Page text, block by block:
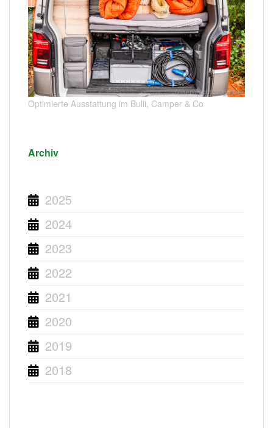
Optimierte Ausstattung im Bulli, Camper & Co
Archiv
2025
2024
2023
2022
2021
2020
2019
2018